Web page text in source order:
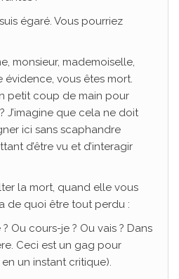
égaré. Vous pourriez
monsieur, mademoiselle,
évidence, vous êtes mort.
petit coup de main pour
J’imagine que cela ne doit
ici sans scaphandre
d’être vu et d’interagir
la mort, quand elle vous
de quoi être tout perdu :
Ou cours-je ? Ou vais ? Dans
Ceci est un gag pour
un instant critique).